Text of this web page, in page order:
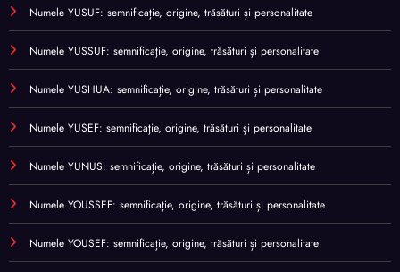
Numele YUSUF: semnificație, origine, trăsături și personalitate
Numele YUSSUF: semnificație, origine, trăsături și personalitate
Numele YUSHUA: semnificație, origine, trăsături și personalitate
Numele YUSEF: semnificație, origine, trăsături și personalitate
Numele YUNUS: semnificație, origine, trăsături și personalitate
Numele YOUSSEF: semnificație, origine, trăsături și personalitate
Numele YOUSEF: semnificație, origine, trăsături și personalitate